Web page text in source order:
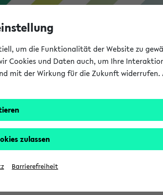
gestartet (06.08.26)
um die Funktionalität der Website zu
Cookies und Daten auch, um Ihre
mit der Wirkung für die Zukunft widerrufen.
zulassen
Barrierefreiheit